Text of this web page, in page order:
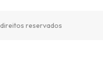
reservados